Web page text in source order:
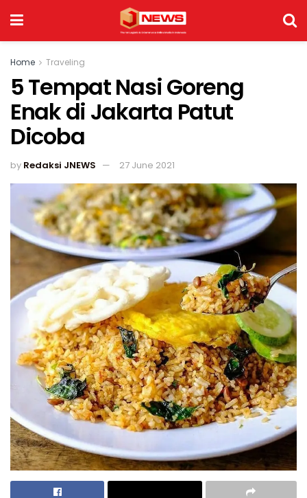
Home Traveling
5 Tempat Nasi Goreng
Enak di Jakarta Patut
Dicoba
by Redaksi JNEWS 27 June 2021